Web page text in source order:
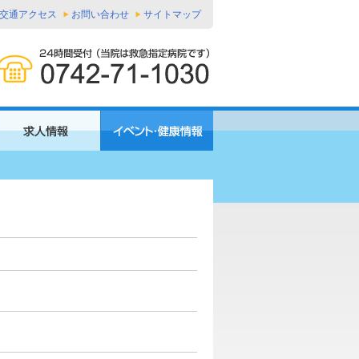
交通アクセス お問い合わせ サイトマップ